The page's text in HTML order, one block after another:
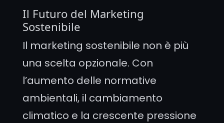
Il Futuro del Marketing
Sostenibile
Il marketing sostenibile non è più
una scelta opzionale. Con
l’aumento delle normative
ambientali, il cambiamento
climatico e la crescente pressione